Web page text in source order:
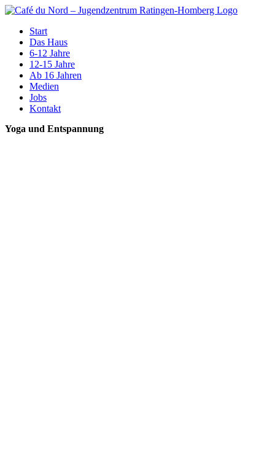
Zum
springenStart
Das Haus
6-12 Jahre
12-15 Jahre
Ab 16 Jahren
Medien
Jobs
Kontakt
Yoga und Entspannung